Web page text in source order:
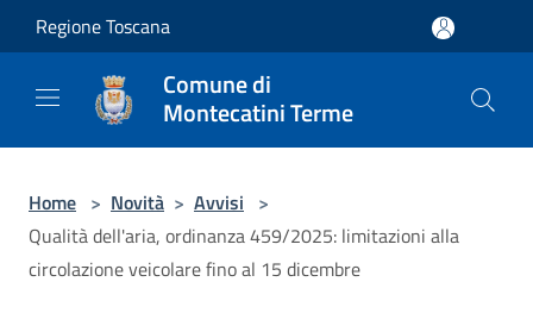
Salta al contenuto principale
Regione Toscana
Comune di
Montecatini Terme
Home > Novità > Avvisi >
Qualità dell'aria, ordinanza 459/2025: limitazioni alla
circolazione veicolare fino al 15 dicembre